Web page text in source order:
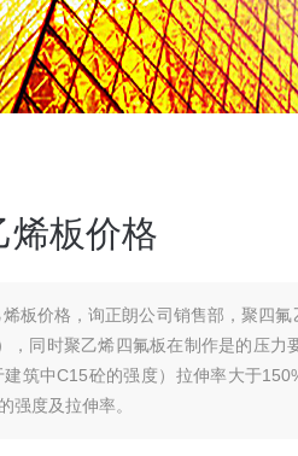
烯板价格
板价格，询正朗公司销售部，聚四
，同时聚乙烯四氟板在制作是的压力
筑中C15砼的强度）拉伸率大于
强度及拉伸率。